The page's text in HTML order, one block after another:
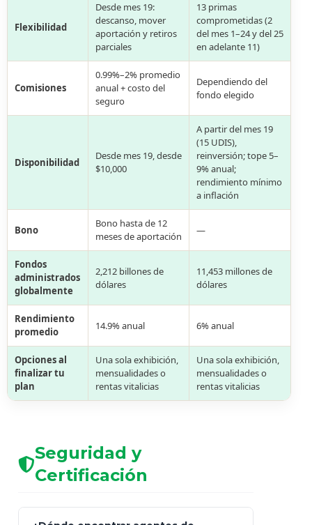
Flexibilidad
Desde mes 19:
descanso, mover
aportación y retiros
parciales
13 primas
comprometidas (2
del mes 1–24 y del 25
en adelante 11)
Comisiones
0.99%–2% promedio
anual + costo del
seguro
Dependiendo del
fondo elegido
Disponibilidad
Desde mes 19, desde
$10,000
A partir del mes 19
(15 UDIS),
reinversión; tope 5–
9% anual;
rendimiento mínimo
a inflación
Bono
Bono hasta de 12
meses de aportación
—
Fondos
administrados
globalmente
2,212 billones de
dólares
11,453 millones de
dólares
Rendimiento
promedio
14.9% anual 6% anual
Opciones al
finalizar tu
plan
Una sola exhibición,
mensualidades o
rentas vitalicias
Una sola exhibición,
mensualidades o
rentas vitalicias
Seguridad y
Certificación